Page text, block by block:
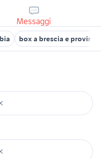
Messaggi
box a brescia e